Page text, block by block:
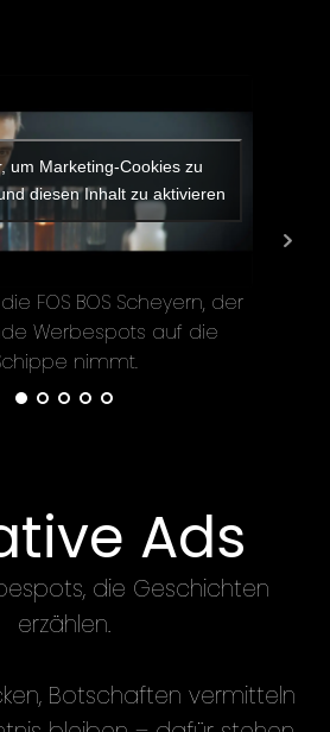
um Marketing-Cookies zu
diesen Inhalt zu aktivieren
FOS BOS Scheyern, der
Werbespots auf die
nimmt.
Ads
die Geschichten
erzählen.
Botschaften vermitteln